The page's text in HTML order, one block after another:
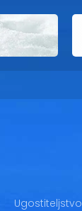
Ugostiteljstvo